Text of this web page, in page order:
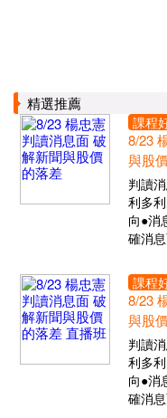
精選推薦
課程
8/23
與股
判讀
利多
向●消
確消
課程
8/23
與股
判讀
利多
向●消
確消